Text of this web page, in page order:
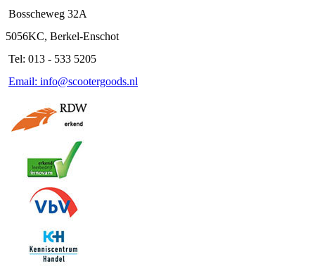
Bosscheweg 32A
5056KC, Berkel-Enschot
Tel: 013 - 533 5205
Email: info@scootergoods.nl